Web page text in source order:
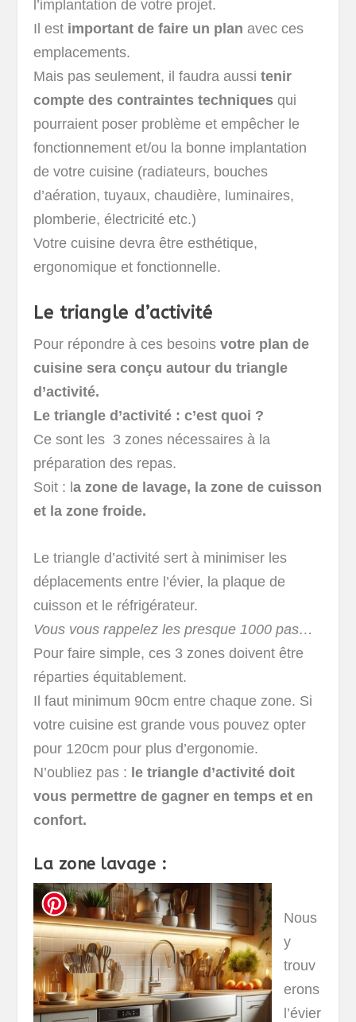
l’implantation de votre projet.
Il est important de faire un plan avec ces
emplacements.
Mais pas seulement, il faudra aussitenir
compte des contraintes techniques qui
pourraient poser problème et empêcher le
fonctionnement et/ou la bonne implantation
de votre cuisine (radiateurs, bouches
d’aération, tuyaux, chaudière, luminaires,
plomberie, électricité etc.)
Votre cuisine devra être esthétique,
ergonomique et fonctionnelle.
Le triangle d’activité
Pour répondre à ces besoinsvotre plan de
cuisine sera conçu autour du triangle
d’activité.
Le triangle d’activité : c’est quoi ?
Ce sont les 3 zones nécessaires à la
préparation des repas.
Soit : la zone de lavage, la zone de cuisson
et la zone froide.
Le triangle d’activité sert à minimiser les
déplacements entre l’évier, la plaque de
cuisson et le réfrigérateur.
Vous vous rappelez les presque 1000 pas…
Pour faire simple, ces 3 zones doivent être
réparties équitablement.
Il faut minimum 90cm entre chaque zone. Si
votre cuisine est grande vous pouvez opter
pour 120cm pour plus d’ergonomie.
N’oubliez pas : le triangle d’activité doit
vous permettre de gagner en temps et en
confort.
La zone lavage :
Nous
y
trouv
erons
l’évier